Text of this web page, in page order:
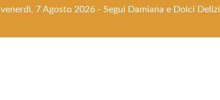
venerdì, 7 Agosto 2026 - Segui Damiana e Dolci